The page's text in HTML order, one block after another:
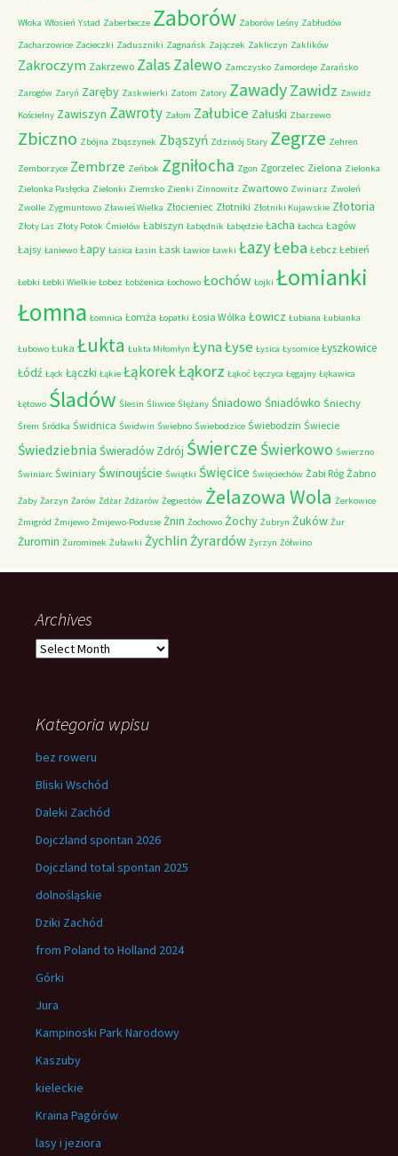
Włoka Włosień Ystad Zaberbecze Zaborów Zaborów Leśny Zabłudów
Zacharzowice Zacieczki Zaduszniki Zagnańsk Zajączek Zakliczyn Zaklików
Zakroczym Zakrzewo ZalasZalewo Zamczysko Zamordeje Zarańsko
Zarogów Zaryń Zaręby Zaskwierki Zatom Zatory ZawadyZawidz Zawidz
Kościelny Zawiszyn Zawroty Załom Załubice Załuski Zbarzewo
Zbiczno Zbójna Zbąszynek Zbąszyń Zdziwój Stary Zegrze Zehren
Zemborzyce Zembrze Zeńbok Zgniłocha Zgon Zgorzelec Zielona Zielonka
Zielonka Pasłęcka Zielonki Ziemsko Zienki Zinnowitz Zwartowo Zwiniarz Zwoleń
Zwolle Zygmuntowo Zławieś Wielka Złocieniec Złotniki Złotniki Kujawskie Złotoria
Złoty Las Złoty Potok Ćmielów Łabiszyn Łabędnik Łabędzie Łacha Łachca Łagów
Łajsy Łaniewo Łapy Łasica Łasin Łask Ławice Ławki ŁazyŁeba Łebcz Łebień
Łebki Łebki Wielkie Łobez Łobżenica Łochowo Łochów Łojki Łomianki
Łomna Łomnica Łomża Łopatki Łosia Wólka Łowicz Łubiana Łubianka
Łubowo Łuka Łukta Łukta Miłomłyn ŁynaŁyse Łysica Łysomice Łyszkowice
Łódź Łąck Łączki Łąkie ŁąkorekŁąkorz Łąkoć Łęczyca Łęgajny Łękawica
Łętowo Śladów Ślesin Śliwice Ślężany Śniadowo Śniadówko Śniechy
Śrem Śródka Świdnica Świdwin Świebno Świebodzice Świebodzin Świecie
Świedziebnia Świeradów Zdrój Świercze Świerkowo Świerzno
Świniarc Świniary Świnoujście Świątki Święcice Święciechów Żabi Róg Żabno
Żaby Żarzyn Żarów Żdżar Żdżarów Żegiestów Żelazowa Wola Żerkowice
Żmigród Żmijewo Żmijewo-Podusie Żnin Żochowo Żochy Żubryn Żuków Żur
Żuromin Żurominek Żuławki Żychlin Żyrardów Żyrzyn Żółwino
Archives
Archives
Kategoria wpisu
bez roweru
Bliski Wschód
Daleki Zachód
Dojczland spontan 2026
Dojczland total spontan 2025
dolnośląskie
Dziki Zachód
from Poland to Holland 2024
Górki
Jura
Kampinoski Park Narodowy
Kaszuby
kieleckie
Kraina Pagórów
lasy i jeziora